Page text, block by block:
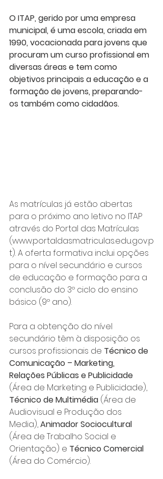
O ITAP, gerido por uma empresa
municipal, é uma escola, criada em
1990, vocacionada para jovens que
procuram um curso profissional em
diversas áreas e tem como
objetivos principais a educação e a
formação de jovens, preparando-
os também como cidadãos.
As matrículas já estão abertas
para o próximo ano letivo no ITAP
através do Portal das Matrículas
(www.portaldasmatriculas.edu.gov.p
t). A oferta formativa inclui opções
para o nível secundário e cursos
de educação e formação para a
conclusão do 3º ciclo do ensino
básico (9º ano).
Para a obtenção do nível
secundário têm à disposição os
cursos profissionais de Técnico de
Comunicação – Marketing,
Relações Públicas e Publicidade
(Área de Marketing e Publicidade),
Técnico de Multimédia (Área de
Audiovisual e Produção dos
Media), Animador Sociocultural
(Área de Trabalho Social e
Orientação) e Técnico Comercial
(Área do Comércio).